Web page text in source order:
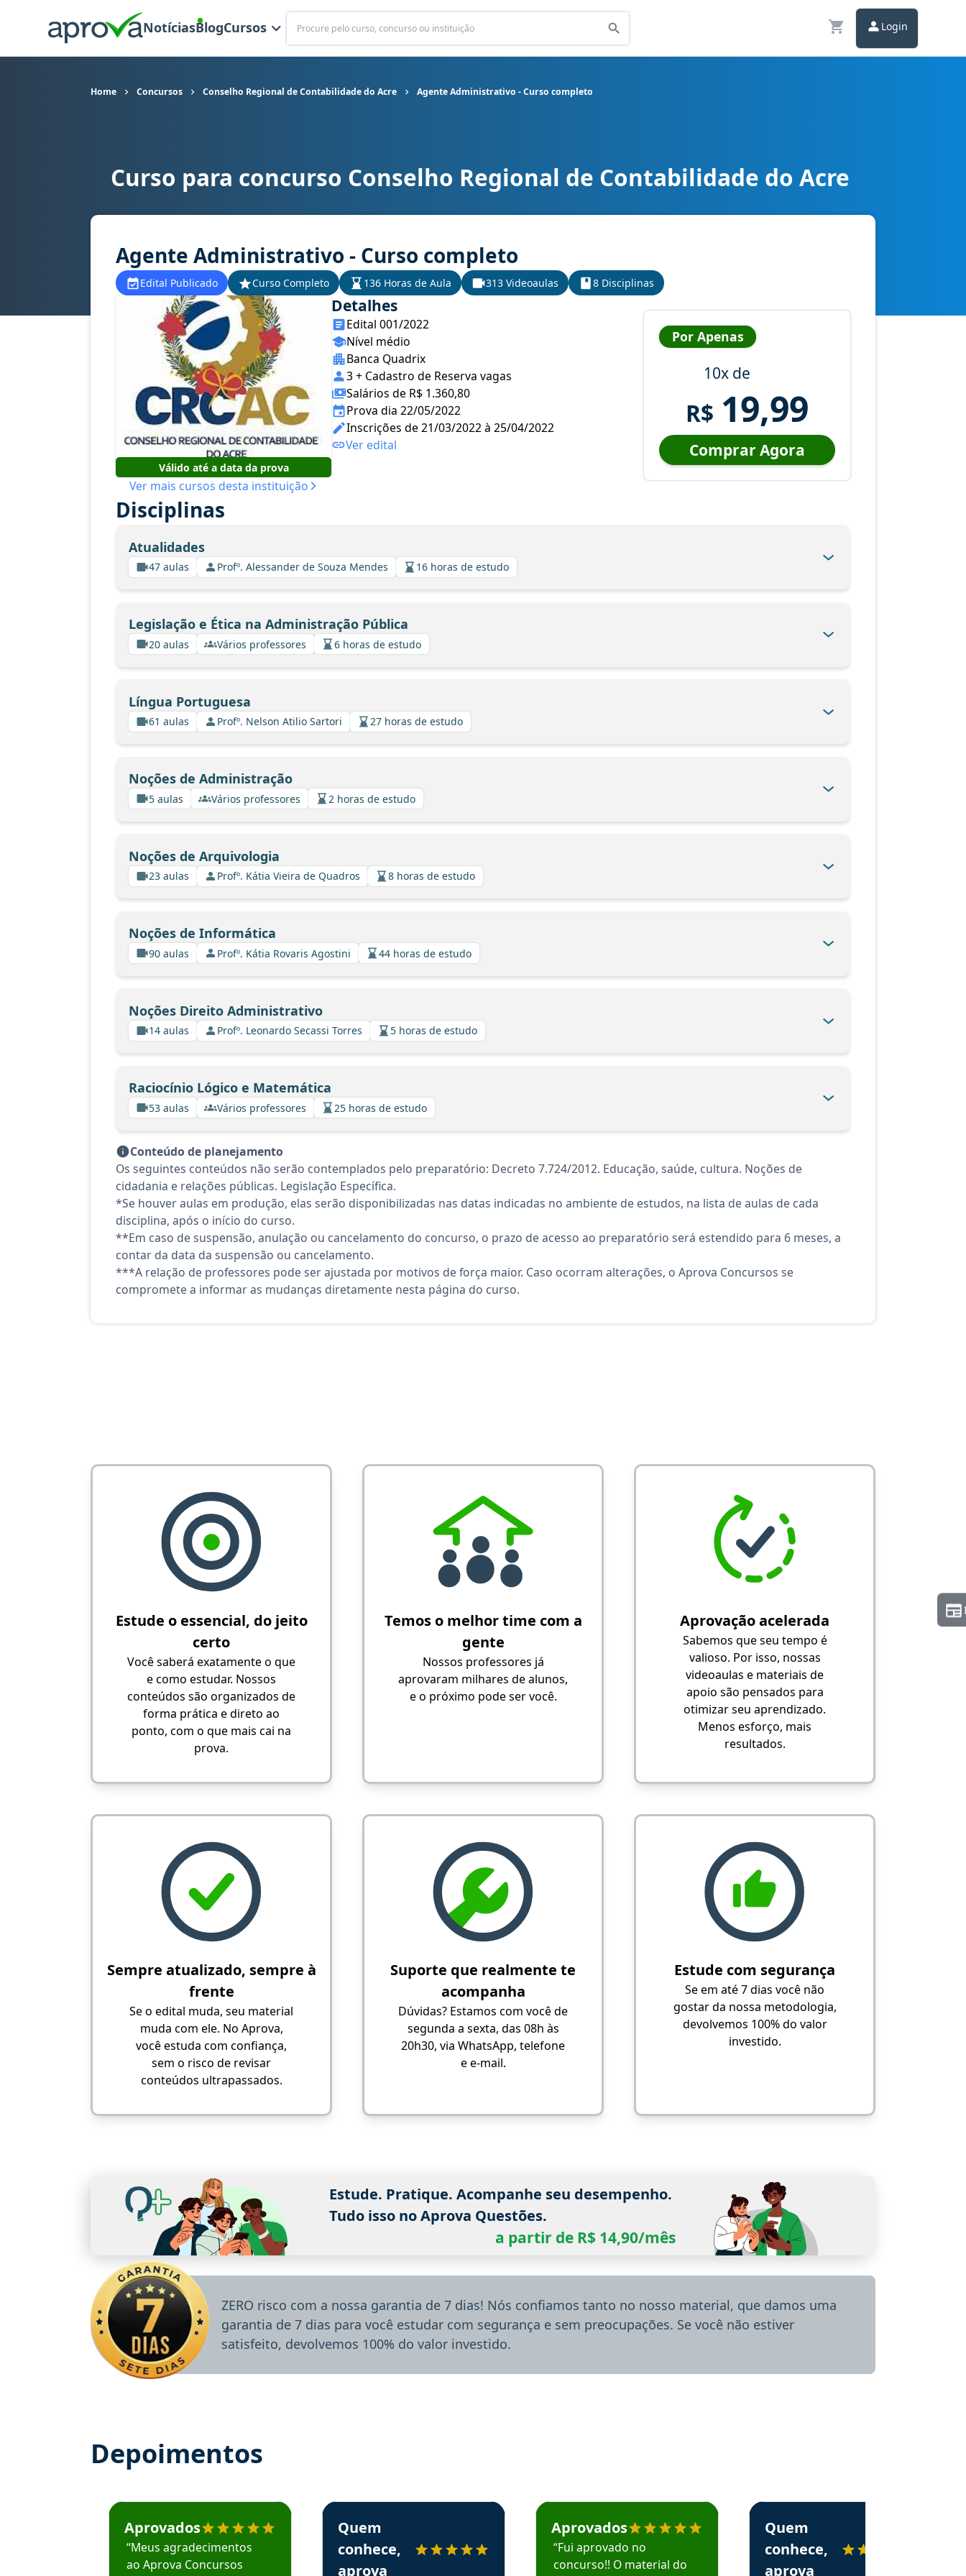
NotíciasBlogCursos
Buscar
Login
Home Concursos Conselho Regional de Contabilidade do Acre Agente Administrativo - Curso completo
Curso para concurso CRC AC - Conselho Regional de Contabilidade do Acre cargo Agente Administrativo - Curso completo
Curso para concurso Conselho Regional de Contabilidade do Acre
Agente Administrativo - Curso completo
Edital Publicado Curso Completo 136 Horas de Aula 313 Videoaulas 8 Disciplinas
Válido até a data da prova
Ver mais cursos desta instituição
Detalhes
Edital 001/2022
Nível médio
Banca Quadrix
3 + Cadastro de Reserva vagas
Salários de R$ 1.360,80
Prova dia 22/05/2022
Inscrições de 21/03/2022 à 25/04/2022
Ver edital
Por Apenas
10x de
R$ 19,99
Comprar Agora
Disciplinas
Atualidades
47 aulas Profº. Alessander de Souza Mendes 16 horas de estudo
Legislação e Ética na Administração Pública
20 aulas Vários professores 6 horas de estudo
Língua Portuguesa
61 aulas Profº. Nelson Atilio Sartori 27 horas de estudo
Noções de Administração
5 aulas Vários professores 2 horas de estudo
Noções de Arquivologia
23 aulas Profº. Kátia Vieira de Quadros 8 horas de estudo
Noções de Informática
90 aulas Profº. Kátia Rovaris Agostini 44 horas de estudo
Noções Direito Administrativo
14 aulas Profº. Leonardo Secassi Torres 5 horas de estudo
Raciocínio Lógico e Matemática
53 aulas Vários professores 25 horas de estudo
Conteúdo de planejamento
Os seguintes conteúdos não serão contemplados pelo preparatório: Decreto 7.724/2012. Educação, saúde, cultura. Noções de
cidadania e relações públicas. Legislação Específica.
*Se houver aulas em produção, elas serão disponibilizadas nas datas indicadas no ambiente de estudos, na lista de aulas de cada
disciplina, após o início do curso.
**Em caso de suspensão, anulação ou cancelamento do concurso, o prazo de acesso ao preparatório será estendido para 6 meses, a
contar da data da suspensão ou cancelamento.
***A relação de professores pode ser ajustada por motivos de força maior. Caso ocorram alterações, o Aprova Concursos se
compromete a informar as mudanças diretamente nesta página do curso.
Estude o essencial, do jeito
certo
Você saberá exatamente o que
e como estudar. Nossos
conteúdos são organizados de
forma prática e direto ao
ponto, com o que mais cai na
prova.
Temos o melhor time com a
gente
Nossos professores já
aprovaram milhares de alunos,
e o próximo pode ser você.
Aprovação acelerada
Sabemos que seu tempo é
valioso. Por isso, nossas
videoaulas e materiais de
apoio são pensados para
otimizar seu aprendizado.
Menos esforço, mais
resultados.
Sempre atualizado, sempre à
frente
Se o edital muda, seu material
muda com ele. No Aprova,
você estuda com confiança,
sem o risco de revisar
conteúdos ultrapassados.
Suporte que realmente te
acompanha
Dúvidas? Estamos com você de
segunda a sexta, das 08h às
20h30, via WhatsApp, telefone
e e-mail.
Estude com segurança
Se em até 7 dias você não
gostar da nossa metodologia,
devolvemos 100% do valor
investido.
Estude. Pratique. Acompanhe seu desempenho.
Tudo isso no Aprova Questões.
a partir de R$ 14,90/mês
ZERO risco com a nossa garantia de 7 dias! Nós confiamos tanto no nosso material, que damos uma
garantia de 7 dias para você estudar com segurança e sem preocupações. Se você não estiver
satisfeito, devolvemos 100% do valor investido.
Depoimentos
Estudante José recomenda o Aprova Concursos em depoimento
Aprovados
“Meus agradecimentos
ao Aprova Concursos
Estudante Sergio recomenda o Aprova Concursos em depoimento
Quem
conhece,
aprova
Estudante Mário recomenda o Aprova Concursos em depoimento
Aprovados
“Fui aprovado no
concurso!! O material do
Estudante Alessandra recomenda o Aprova
Quem
conhece,
aprova